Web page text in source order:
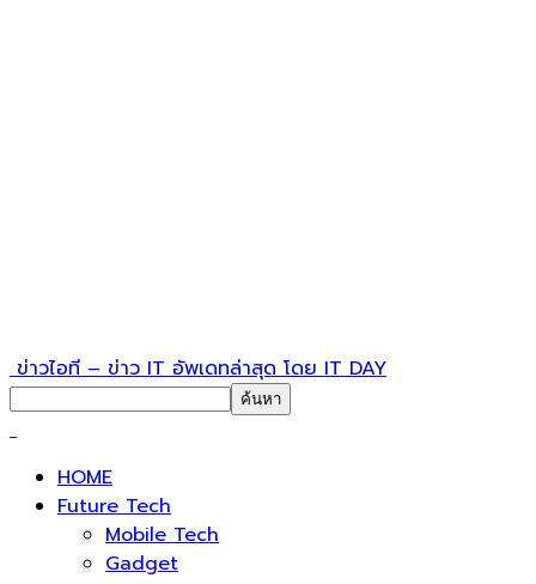
ข่าวไอที – ข่าว IT อัพเดทล่าสุด โดย IT DAY
HOME
Future Tech
Mobile Tech
Gadget